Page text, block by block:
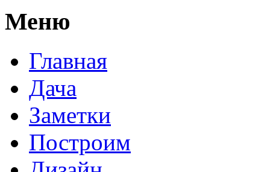
Меню
Главная
Дача
Заметки
Построим